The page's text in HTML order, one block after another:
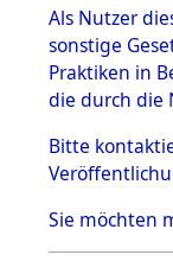
mente
5.
5.3
5.3.1
zu
en
5.3.2
Als Nutzer
sonstige
Praktiken in
die durch die
Bitte
Sie möchten